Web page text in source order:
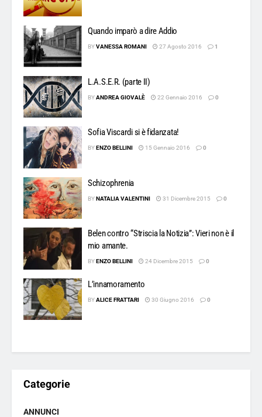
Quando imparò a dire Addio
BYVANESSA ROMANI 27 Agosto 2016 1
L.A.S.E.R. (parte II)
BYANDREA GIOVALÈ 22 Gennaio 2016 0
Sofia Viscardi si è fidanzata!
BYENZO BELLINI 15 Gennaio 2016 0
Schizophrenia
BYNATALIA VALENTINI 31 Dicembre 2015 0
Belen contro “Striscia la Notizia”: Vieri non è il
mio amante.
BYENZO BELLINI 24 Dicembre 2015 0
L’innamoramento
BYALICE FRATTARI 30 Giugno 2016 0
Categorie
ANNUNCI